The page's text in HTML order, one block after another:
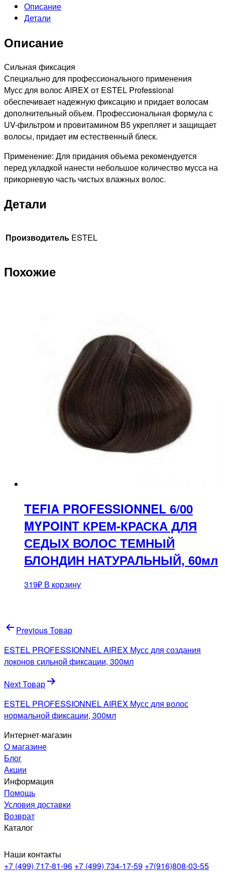
AIREX
Мусс
волос
фиксации,
300мл
Описание
Детали
Описание
Сильная фиксация
Специально для профессионального применения
Мусс для волос AIREX от ESTEL Professional
обеспечивает надежную фиксацию и придает волосам
дополнительный объем. Профессиональная формула с
UV-фильтром и провитамином В5 укрепляет и защищает
волосы, придает им естественный блеск.
Применение: Для придания объема рекомендуется
перед укладкой нанести небольшое количество мусса на
прикорневую часть чистых влажных волос.
Детали
Производитель ESTEL
Похожие
TEFIA PROFESSIONNEL 6/00
MYPOINT КРЕМ-КРАСКА ДЛЯ
СЕДЫХ ВОЛОС ТЕМНЫЙ
БЛОНДИН НАТУРАЛЬНЫЙ, 60мл
319₽ В корзину
Навигация
по
записям
Previous Товар
ESTEL PROFESSIONNEL AIREX Мусс для создания
локонов сильной фиксации, 300мл
Next Товар
ESTEL PROFESSIONNEL AIREX Мусс для волос
нормальной фиксации, 300мл
Интернет-магазин
О магазине
Блог
Акции
Информация
Помощь
Условия доставки
Возврат
Каталог
Наши контакты
+7 (499) 717-81-96 +7 (499) 734-17-59 +7(916)808-03-55